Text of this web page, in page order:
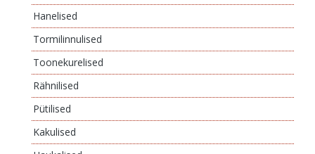
Hanelised
Tormilinnulised
Toonekurelised
Rähnilised
Pütilised
Kakulised